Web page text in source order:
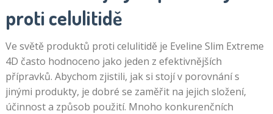
proti celulitidě
Ve světě produktů proti celulitidě je Eveline Slim Extreme
4D často hodnoceno jako jeden z efektivnějších
přípravků. Abychom zjistili, jak si stojí v porovnání s
jinými produkty, je dobré se zaměřit na jejich složení,
účinnost a způsob použití. Mnoho konkurenčních